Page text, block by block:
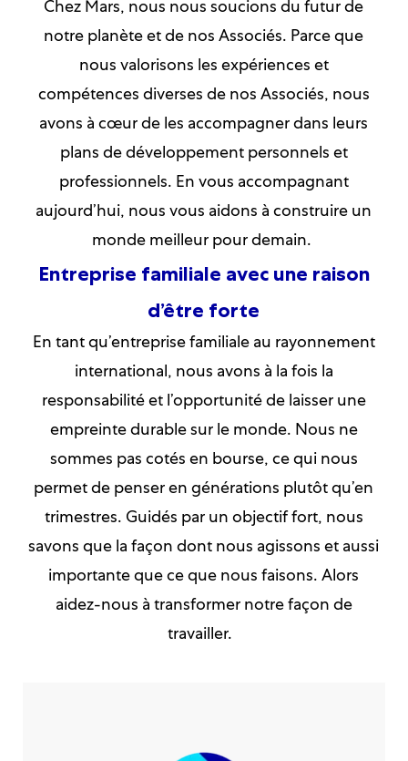
Chez Mars, nous nous soucions du futur de
notre planète et de nos Associés. Parce que
nous valorisons les expériences et
compétences diverses de nos Associés, nous
avons à cœur de les accompagner dans leurs
plans de développement personnels et
professionnels. En vous accompagnant
aujourd’hui, nous vous aidons à construire un
monde meilleur pour demain.
Entreprise familiale avec une raison
d’être forte
En tant qu’entreprise familiale au rayonnement
international, nous avons à la fois la
responsabilité et l’opportunité de laisser une
empreinte durable sur le monde. Nous ne
sommes pas cotés en bourse, ce qui nous
permet de penser en générations plutôt qu’en
trimestres. Guidés par un objectif fort, nous
savons que la façon dont nous agissons et aussi
importante que ce que nous faisons. Alors
aidez-nous à transformer notre façon de
travailler.